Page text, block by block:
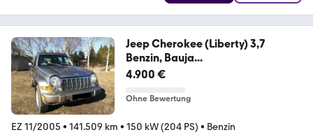
Jeep Cherokee (Liberty) 3,7
Benzin, Bauja...
4.900 €
Ohne Bewertung
EZ 11/2005 • 141.509 km • 150 kW (204 PS) • Benzin